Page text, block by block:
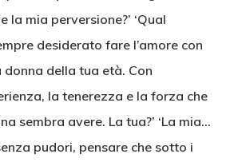
la mia perversione?’ ‘Qual
desiderato fare l’amore con
donna della tua età. Con
la tenerezza e la forza che
sembra avere. La tua?’ ‘La mia…
pudori, pensare che sotto i